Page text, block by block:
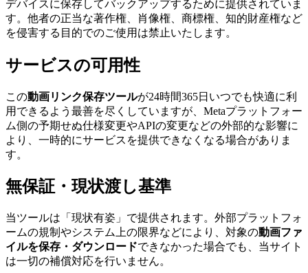
デバイスに保存してバックアップするために提供されていま
す。他者の正当な著作権、肖像権、商標権、知的財産権など
を侵害する目的でのご使用は禁止いたします。
サービスの可用性
この動画リンク保存ツールが24時間365日いつでも快適に利
用できるよう最善を尽くしていますが、Metaプラットフォー
ム側の予期せぬ仕様変更やAPIの変更などの外部的な影響に
より、一時的にサービスを提供できなくなる場合がありま
す。
無保証・現状渡し基準
当ツールは「現状有姿」で提供されます。外部プラットフォ
ームの規制やシステム上の限界などにより、対象の動画ファ
イルを保存・ダウンロードできなかった場合でも、当サイト
は一切の補償対応を行いません。